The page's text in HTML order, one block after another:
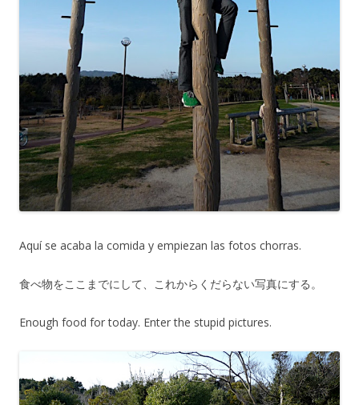
Aquí se acaba la comida y empiezan las fotos chorras.
食べ物をここまでにして、これからくだらない写真にする。
Enough food for today. Enter the stupid pictures.